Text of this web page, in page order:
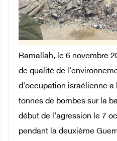
Ramallah, le 6 novembre
de qualité de
d'occupation israélienne a
tonnes de bombes sur la
début de l'agression le 7
pendant la deuxième